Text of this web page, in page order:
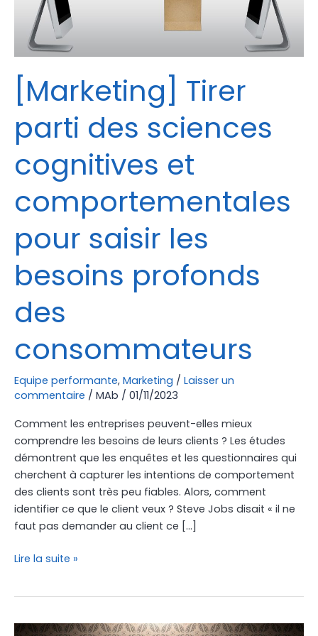
[Marketing] Tirer
parti des sciences
cognitives et
comportementales
pour saisir les
besoins profonds
des
consommateurs
Equipe performante, Marketing / Laisser un
commentaire / MAb / 01/11/2023
Comment les entreprises peuvent-elles mieux
comprendre les besoins de leurs clients ? Les études
démontrent que les enquêtes et les questionnaires qui
cherchent à capturer les intentions de comportement
des clients sont très peu fiables. Alors, comment
identifier ce que le client veux ? Steve Jobs disait « il ne
faut pas demander au client ce […]
sciences
cognitives
comportementales
pour
saisir
besoins
profonds
des
consommateurs
Lire la suite »
Neuromarketing,